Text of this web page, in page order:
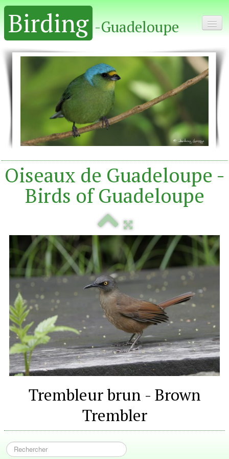
Birding -Guadeloupe
Home - Accueil
Album
Oiseaux de Guadeloupe -
Birds of Guadeloupe
Trembleur brun - Brown
Trembler